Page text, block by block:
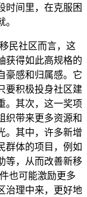
时间里，在克服困
民社区而言，这
获得如此高规格的
豪感和归属感。它
要积极投身社区建
。其次，这一奖项
织带来更多资源和
。其中，许多新增
群体的项目，例如
等，从而改善新移
也可能激励更多
治理中来，更好地